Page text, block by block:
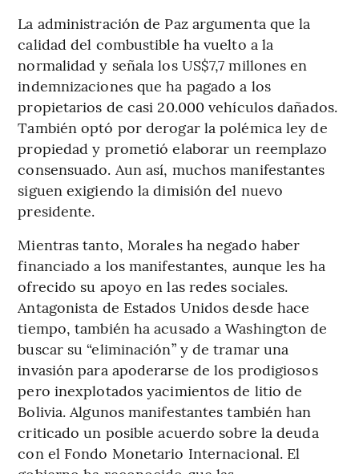
La administración de Paz argumenta que la
calidad del combustible ha vuelto a la
normalidad y señala los US$7,7 millones en
indemnizaciones que ha pagado a los
propietarios de casi 20.000 vehículos dañados.
También optó por derogar la polémica ley de
propiedad y prometió elaborar un reemplazo
consensuado. Aun así, muchos manifestantes
siguen exigiendo la dimisión del nuevo
presidente.
Mientras tanto, Morales ha negado haber
financiado a los manifestantes, aunque les ha
ofrecido su apoyo en las redes sociales.
Antagonista de Estados Unidos desde hace
tiempo, también ha acusado a Washington de
buscar su “eliminación” y de tramar una
invasión para apoderarse de los prodigiosos
pero inexplotados yacimientos de litio de
Bolivia. Algunos manifestantes también han
criticado un posible acuerdo sobre la deuda
con el Fondo Monetario Internacional. El